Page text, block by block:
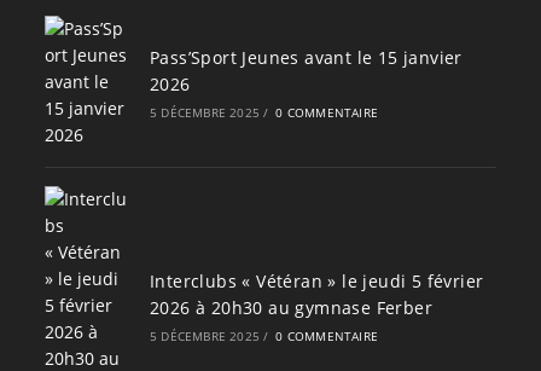
Pass’Sport Jeunes avant le 15 janvier
2026
5 DÉCEMBRE 2025 / 0 COMMENTAIRE
Interclubs « Vétéran » le jeudi 5 février
2026 à 20h30 au gymnase Ferber
5 DÉCEMBRE 2025 / 0 COMMENTAIRE